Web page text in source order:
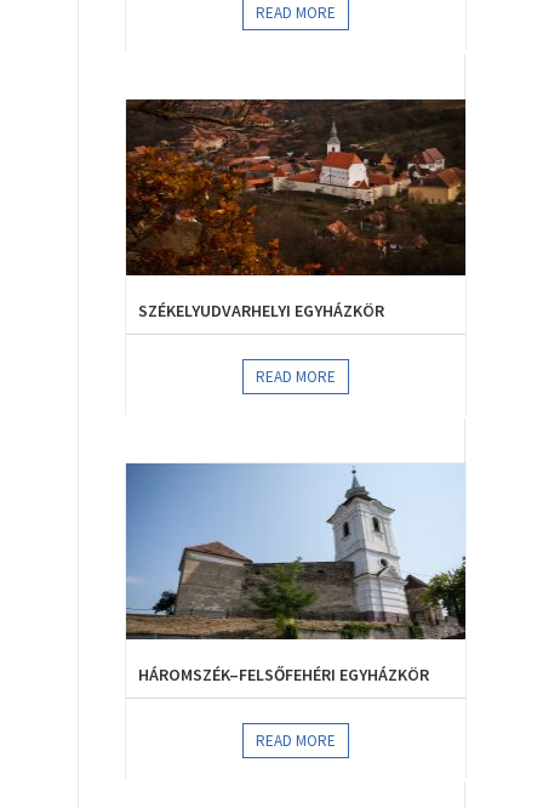
READ MORE
SZÉKELYUDVARHELYI EGYHÁZKÖR
READ MORE
HÁROMSZÉK–FELSŐFEHÉRI EGYHÁZKÖR
READ MORE